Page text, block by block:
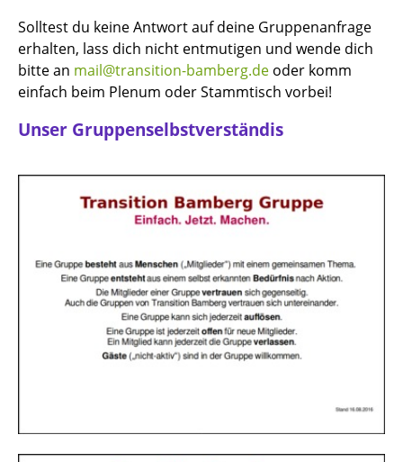
Solltest du keine Antwort auf deine Gruppenanfrage
erhalten, lass dich nicht entmutigen und wende dich
bitte an mail@transition-bamberg.de oder komm
einfach beim Plenum oder Stammtisch vorbei!
Unser Gruppenselbstverständis